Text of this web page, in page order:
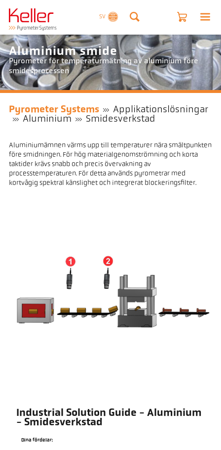
SV
Aluminium smide
Pyrometer för temperaturmätning av aluminium före
smidesprocessen
Pyrometer Systems
Applikationslösningar
Aluminium
Smidesverkstad
Aluminiumämnen värms upp till temperaturer nära smältpunkten
före smidningen. För hög materialgenomströmning och korta
taktider krävs snabb och precis övervakning av
processtemperaturen. För detta används pyrometrar med
kortvågig spektral känslighet och integrerat blockeringsfilter.
Industrial Solution Guide - Aluminium
- Smidesverkstad
Dina fördelar: